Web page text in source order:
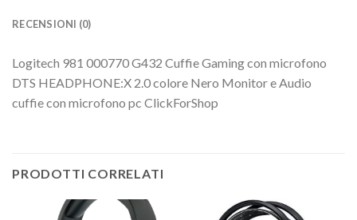
RECENSIONI (0)
Logitech 981 000770 G432 Cuffie Gaming con microfono
DTS HEADPHONE:X 2.0 colore Nero Monitor e Audio
cuffie con microfono pc ClickForShop
PRODOTTI CORRELATI